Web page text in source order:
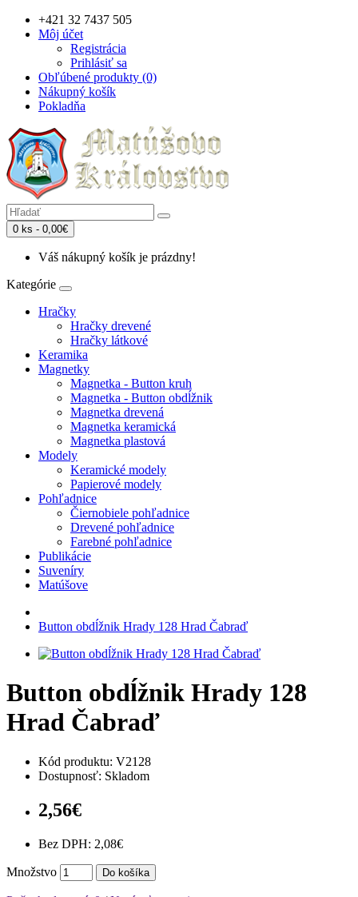
+421 32 7437 505
Môj účet
Registrácia
Prihlásiť sa
Obľúbené produkty (0)
Nákupný košík
Pokladňa
0 ks - 0,00€
Váš nákupný košík je prázdny!
Kategórie
Hračky
Hračky drevené
Hračky látkové
Keramika
Magnetky
Magnetka - Button kruh
Magnetka - Button obdĺžnik
Magnetka drevená
Magnetka keramická
Magnetka plastová
Modely
Keramické modely
Papierové modely
Pohľadnice
Čiernobiele pohľadnice
Drevené pohľadnice
Farebné pohľadnice
Publikácie
Suveníry
Matúšove
Button obdĺžnik Hrady 128 Hrad Čabraď
Button obdĺžnik Hrady 128
Hrad Čabraď
Kód produktu: V2128
Dostupnosť: Skladom
2,56€
Bez DPH: 2,08€
Množstvo Do košíka